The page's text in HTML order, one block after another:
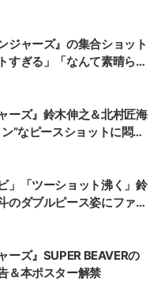
ジャーズ』の集合ショット
すぎる」「なんて素晴らし
ーズ』鈴木伸之＆北村匠海
”なピースショットに悶絶
ぎる」「この2人はずる
」「ツーショット沸く」鈴
のダブルピース姿にファン
ーズ』SUPER BEAVERの
＆本ポスター解禁